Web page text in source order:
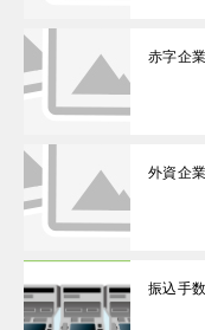
赤字企
外資企
振込手